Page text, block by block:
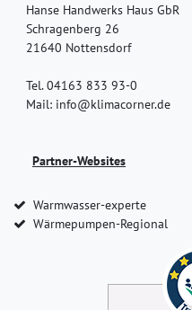
Hanse Handwerks Haus GbR
Schragenberg 26
21640 Nottensdorf
Tel. 04163 833 93-0
Mail: info@klimacorner.de
Partner-Websites
Warmwasser-experte
Wärmepumpen-Regional